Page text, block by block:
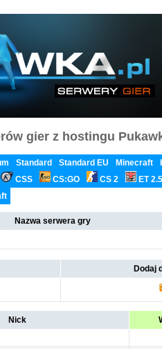
gier z hostingu
Standard Standard EU Minecraft
CSS CS:GO CS 2
ET
Nazwa serwera gry
Dodaj
Nick